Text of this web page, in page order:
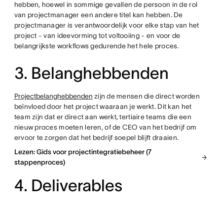
hebben, hoewel in sommige gevallen de persoon in de rol
van projectmanager een andere titel kan hebben. De
projectmanager is verantwoordelijk voor elke stap van het
project - van ideevorming tot voltooiing - en voor de
belangrijkste workflows gedurende het hele proces.
3. Belanghebbenden
Projectbelanghebbenden zijn de mensen die direct worden
beïnvloed door het project waaraan je werkt. Dit kan het
team zijn dat er direct aan werkt, tertiaire teams die een
nieuw proces moeten leren, of de CEO van het bedrijf om
ervoor te zorgen dat het bedrijf soepel blijft draaien.
Lezen: Gids voor projectintegratiebeheer (7
stappenproces)
4. Deliverables